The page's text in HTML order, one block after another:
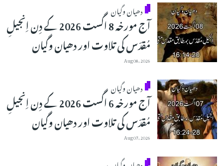
دھیان وگیان
آج مورخہ 8 اگست 2026 کے دِن اِنجیلِ
مُقدّس کی تلاوت اور دھیان وگیان
Aug 08, 2026
دھیان وگیان
آج مورخہ 6 اگست 2026 کے دِن اِنجیلِ
مُقدّس کی تلاوت اور دھیان وگیان
Aug 07, 2026